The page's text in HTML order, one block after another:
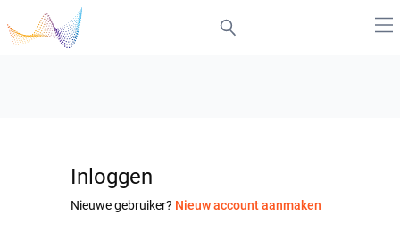
Inloggen
Nieuwe gebruiker? Nieuw account aanmaken